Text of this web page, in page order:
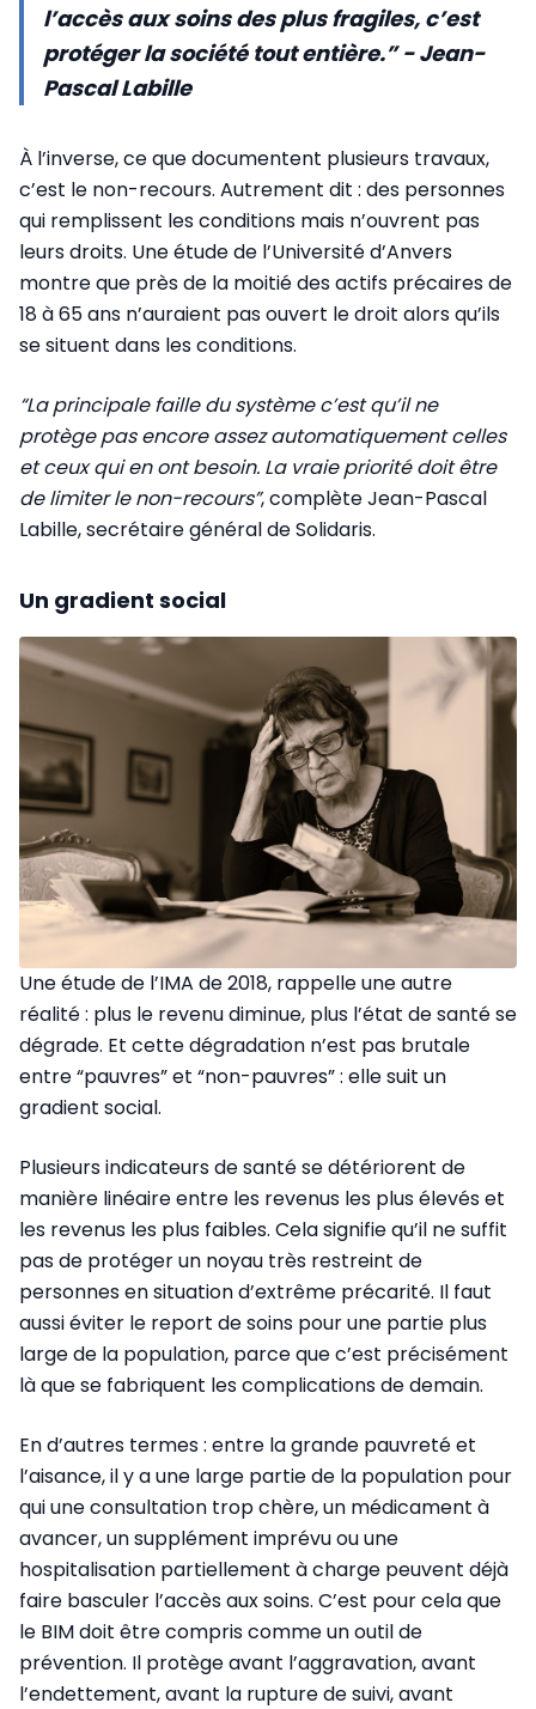
l’accès aux soins des plus fragiles, c’est
protéger la société tout entière.” - Jean-
Pascal Labille
À l’inverse, ce que documentent plusieurs travaux,
c’est le non-recours. Autrement dit : des personnes
qui remplissent les conditions mais n’ouvrent pas
leurs droits. Une étude de l’Université d’Anvers
montre que près de la moitié des actifs précaires de
18 à 65 ans n’auraient pas ouvert le droit alors qu’ils
se situent dans les conditions.
“La principale faille du système c’est qu’il ne
protège pas encore assez automatiquement celles
et ceux qui en ont besoin. La vraie priorité doit être
de limiter le non-recours”, complète Jean-Pascal
Labille, secrétaire général de Solidaris.
Un gradient social
Une étude de l’IMA de 2018, rappelle une autre
réalité : plus le revenu diminue, plus l’état de santé se
dégrade. Et cette dégradation n’est pas brutale
entre “pauvres” et “non-pauvres” : elle suit un
gradient social.
Plusieurs indicateurs de santé se détériorent de
manière linéaire entre les revenus les plus élevés et
les revenus les plus faibles. Cela signifie qu’il ne suffit
pas de protéger un noyau très restreint de
personnes en situation d’extrême précarité. Il faut
aussi éviter le report de soins pour une partie plus
large de la population, parce que c’est précisément
là que se fabriquent les complications de demain.
En d’autres termes : entre la grande pauvreté et
l’aisance, il y a une large partie de la population pour
qui une consultation trop chère, un médicament à
avancer, un supplément imprévu ou une
hospitalisation partiellement à charge peuvent déjà
faire basculer l’accès aux soins. C’est pour cela que
le BIM doit être compris comme un outil de
prévention. Il protège avant l’aggravation, avant
l’endettement, avant la rupture de suivi, avant